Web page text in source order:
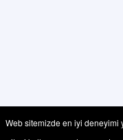
Web sitemizde en iyi deneyimi